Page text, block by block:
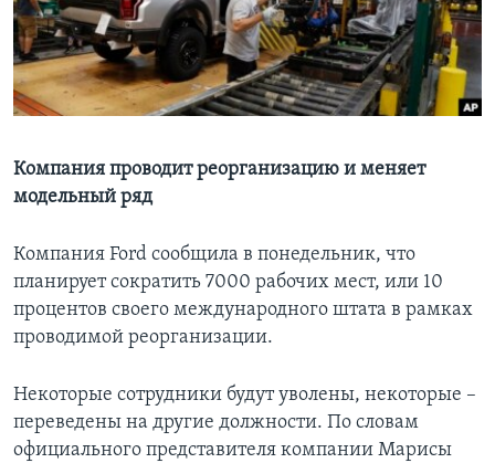
Learning English
СОЦИАЛЬНЫЕ СЕТИ
Языки
Компания проводит реорганизацию и меняет
модельный ряд
Компания Ford сообщила в понедельник, что
планирует сократить 7000 рабочих мест, или 10
процентов своего международного штата в рамках
проводимой реорганизации.
Некоторые сотрудники будут уволены, некоторые –
переведены на другие должности. По словам
официального представителя компании Марисы